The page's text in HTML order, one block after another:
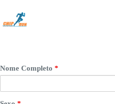
o
Nome Completo *